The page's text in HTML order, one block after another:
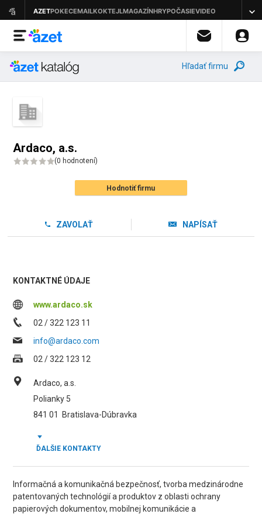
Hľadať firmu
Ardaco, a.s.
(0 hodnotení)
Hodnotiť firmu
ZAVOLAŤ NAPÍSAŤ
KONTAKTNÉ ÚDAJE
www.ardaco.sk
02 / 322 123 11
info@ardaco.com
02 / 322 123 12
Ardaco, a.s.
Polianky 5
841 01
Bratislava-Dúbravka
ĎALŠIE KONTAKTY
Informačná a komunikačná bezpečnosť, tvorba medzinárodne
patentovaných technológií a produktov z oblasti ochrany
papierových dokumentov, mobilnej komunikácie a